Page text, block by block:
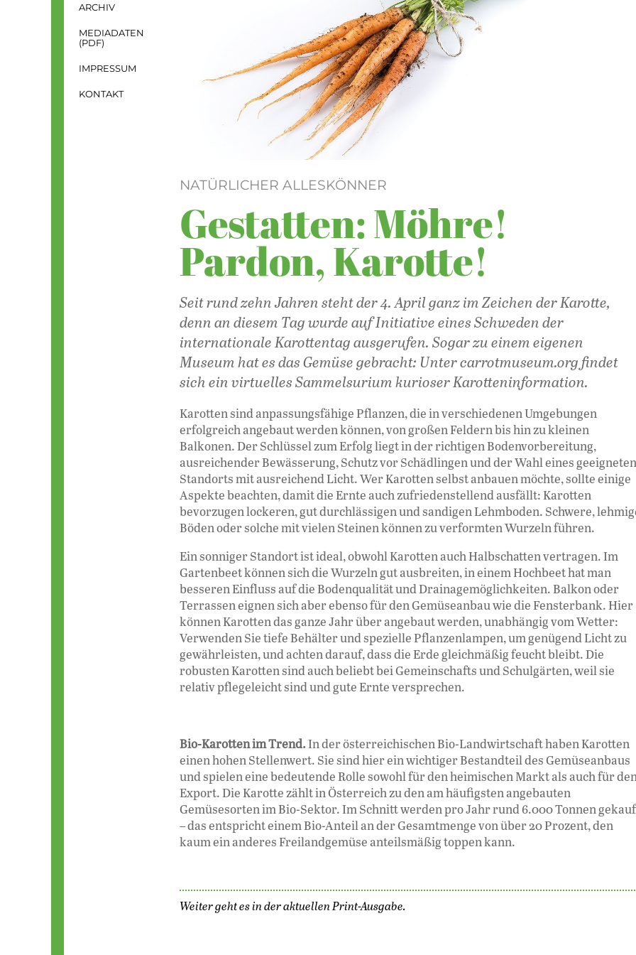
ARCHIV
MEDIADATEN
(PDF)
IMPRESSUM
KONTAKT
NATÜRLICHER ALLESKÖNNER
Gestatten: Möhre!
Pardon, Karotte!
Seit rund zehn Jahren steht der 4. April ganz im Zeichen der Karotte,
denn an diesem Tag wur­de auf Initiative eines Schweden der
internationale Karottentag ausgerufen. Sogar zu einem eigenen
Museum hat es das Gemüse gebracht: Unter carrotmuseum.org findet
sich ein vir­tuel­les Sammelsurium kurioser Karotteninformation.
Karotten sind anpassungsfähige Pflanzen, die in verschiedenen Umgebungen
erfolgreich an­ge­baut werden können, von großen Feldern bis hin zu kleinen
Balkonen. Der Schlüssel zum Erfolg liegt in der richtigen Bodenvorbereitung,
ausreichender Bewässerung, Schutz vor Schädlingen und der Wahl eines geeigneten
Standorts mit ausreichend Licht. Wer Karotten selbst anbauen möchte, sollte einige
Aspekte beachten, damit die Ernte auch zufriedenstel­lend ausfällt: Karotten
bevorzugen lockeren, gut durchlässigen und sandigen Lehmboden. Schwere,
Böden oder solche mit vielen Steinen können zu verformten Wurzeln führen.
Ein sonniger Standort ist ideal, obwohl Karotten auch Halbschatten vertragen. Im
Gartenbeet können sich die Wurzeln gut ausbreiten, in einem Hochbeet hat man
besseren Einfluss auf die Bodenqualität und Drai­nagemöglich­kei­ten. Balkon oder
Terrassen eignen sich aber eben­so für den Gemüseanbau wie die Fenster­bank. Hier
können Karotten das ganze Jahr über angebaut werden, unabhän­gig vom Wetter:
Verwenden Sie tiefe Behälter und spezielle Pflan­zenlampen, um genügend Licht zu
gewähr­leisten, und achten darauf, dass die Erde gleich­mäßig feucht bleibt. Die
robusten Karotten sind auch beliebt bei Gemeinschafts­ und Schulgärten, weil sie
relativ pflegeleicht sind und gute Ernte versprechen.
Bio-Karotten im Trend.In der österreichischen Bio-Landwirtschaft haben Karotten
einen hohen Stellenwert. Sie sind hier ein wichtiger Bestandteil des Gemüseanbaus
und spielen eine bedeutende Rolle sowohl für den heimischen Markt als auch für
Export. Die Karotte zählt in Österreich zu den am häufigsten angebauten
Gemüsesorten im Bio-Sektor. Im Schnitt werden pro Jahr rund 6.000 Tonnen
– das entspricht einem Bio-Anteil an der Gesamt­menge von über 20 Prozent, den
kaum ein anderes Freilandgemüse anteilsmäßig toppen kann.
Weiter geht es in der aktuellen Print-Ausgabe.